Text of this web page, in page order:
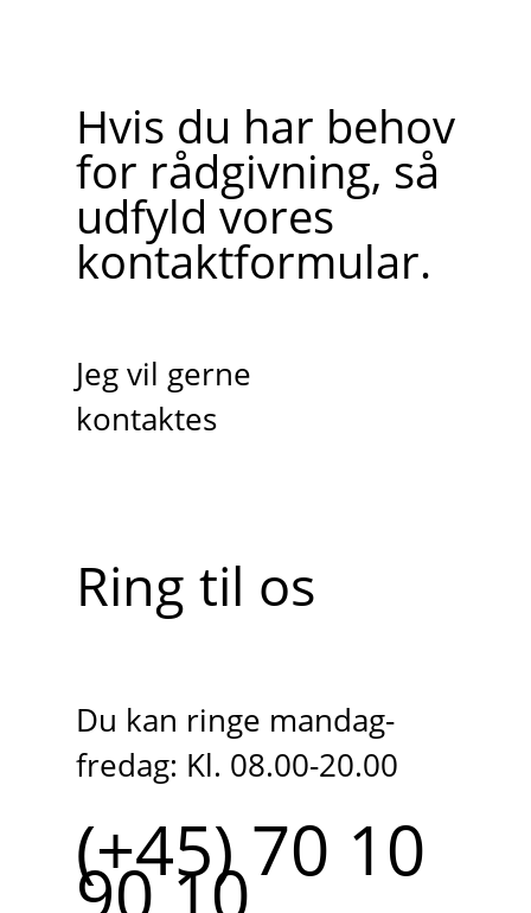
Hvis du har behov
for rådgivning, så
udfyld vores
kontaktformular.
Jeg vil gerne
kontaktes
Ring til os
Du kan ringe mandag-
fredag: Kl. 08.00-20.00
(+45) 70 10
90 10